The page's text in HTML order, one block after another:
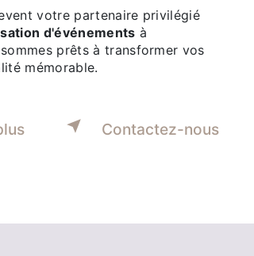
votre partenaire privilégié
d'événements à
prêts à transformer vos
mémorable.
Contactez-nous